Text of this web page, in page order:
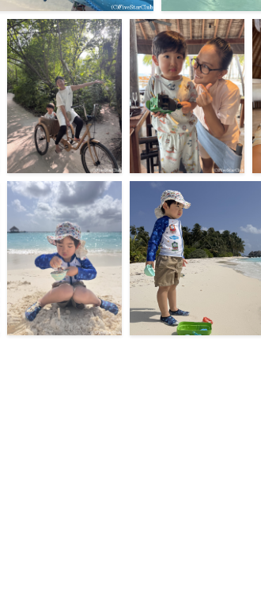
の海を満喫＜ギリランカンフシ＞＜
モルディブの海を満喫
リゾート島＞
F225517
リゾート内を自転車で移
動＜ギリランカンフシ＞
＜リゾート島＞
緒に＜リゾート島＞
F225512